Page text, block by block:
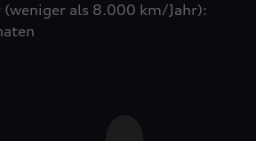
als 8.000 km/Jahr):